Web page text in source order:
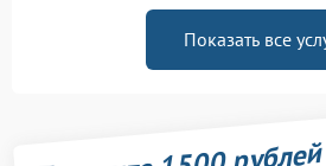
Показать все